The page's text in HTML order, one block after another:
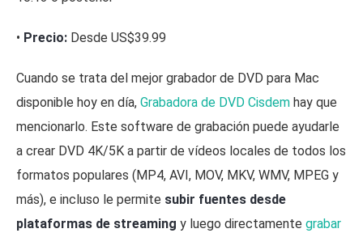
• Precio: Desde US$39.99
Cuando se trata del mejor grabador de DVD para Mac
disponible hoy en día, Grabadora de DVD Cisdem hay que
mencionarlo. Este software de grabación puede ayudarle
a crear DVD 4K/5K a partir de vídeos locales de todos los
formatos populares (MP4, AVI, MOV, MKV, WMV, MPEG y
más), e incluso le permite subir fuentes desde
plataformas de streaming y luego directamente grabar